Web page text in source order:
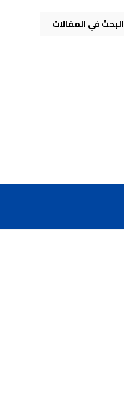
البحث في المقالات